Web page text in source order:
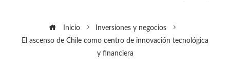
Inicio
Inversiones y negocios
El ascenso de Chile como centro de innovación tecnológica
y financiera